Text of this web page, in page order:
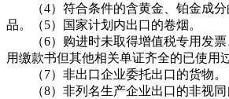
（4）符合条件的含黄金、铂金成分
品。（5）国家计划内出口的卷烟。
（6）购进时未取得增值税专用发票
用缴款书但其他相关单证齐全的已使用
（7）非出口企业委托出口的货物。
（8）非列名生产企业出口的非视同